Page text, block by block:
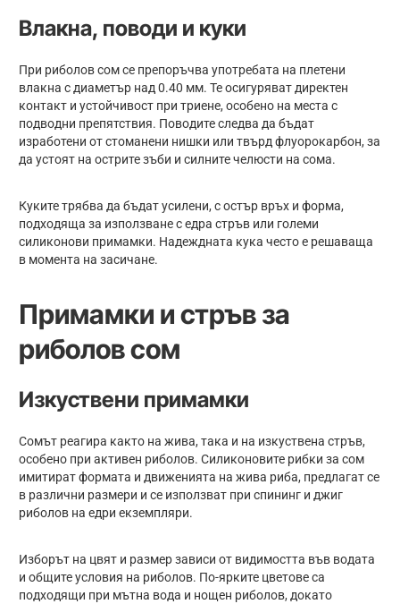
Влакна, поводи и куки
При риболов сом се препоръчва употребата на плетени
влакна с диаметър над 0.40 мм. Те осигуряват директен
контакт и устойчивост при триене, особено на места с
подводни препятствия. Поводите следва да бъдат
изработени от стоманени нишки или твърд флуорокарбон, за
да устоят на острите зъби и силните челюсти на сома.
Куките трябва да бъдат усилени, с остър връх и форма,
подходяща за използване с едра стръв или големи
силиконови примамки. Надеждната кука често е решаваща
в момента на засичане.
Примамки и стръв за
риболов сом
Изкуствени примамки
Сомът реагира както на жива, така и на изкуствена стръв,
особено при активен риболов. Силиконовите рибки за сом
имитират формата и движенията на жива риба, предлагат се
в различни размери и се използват при спининг и джиг
риболов на едри екземпляри.
Изборът на цвят и размер зависи от видимостта във водата
и общите условия на риболов. По-ярките цветове са
подходящи при мътна вода и нощен риболов, докато